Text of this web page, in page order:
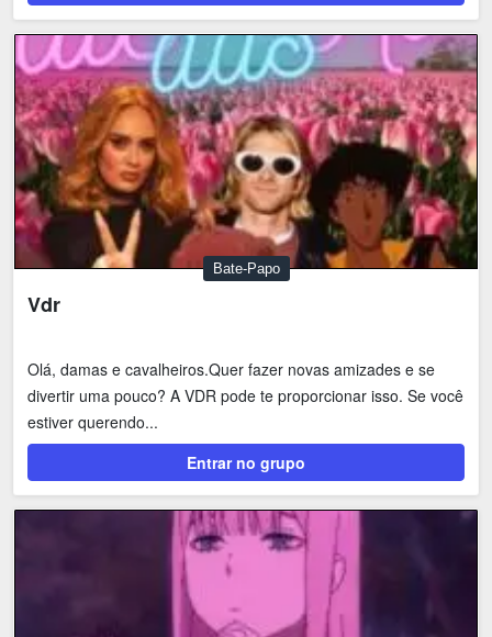
Bate-Papo
Vdr
Olá, damas e cavalheiros.Quer fazer novas amizades e se
divertir uma pouco? A VDR pode te proporcionar isso. Se você
estiver querendo...
Entrar no grupo